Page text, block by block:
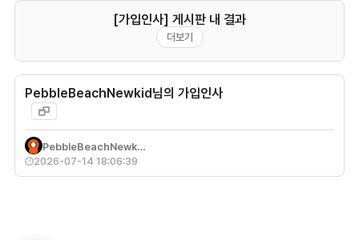
[가입인사] 게시판 내 결과
더보기
PebbleBeachNewkid님의 가입인사
PebbleBeachNewk…
2026-07-14 18:06:39